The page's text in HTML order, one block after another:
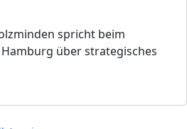
spricht beim
über strategisches